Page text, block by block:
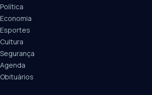
Política
Economia
Esportes
Cultura
Segurança
Agenda
Obituários